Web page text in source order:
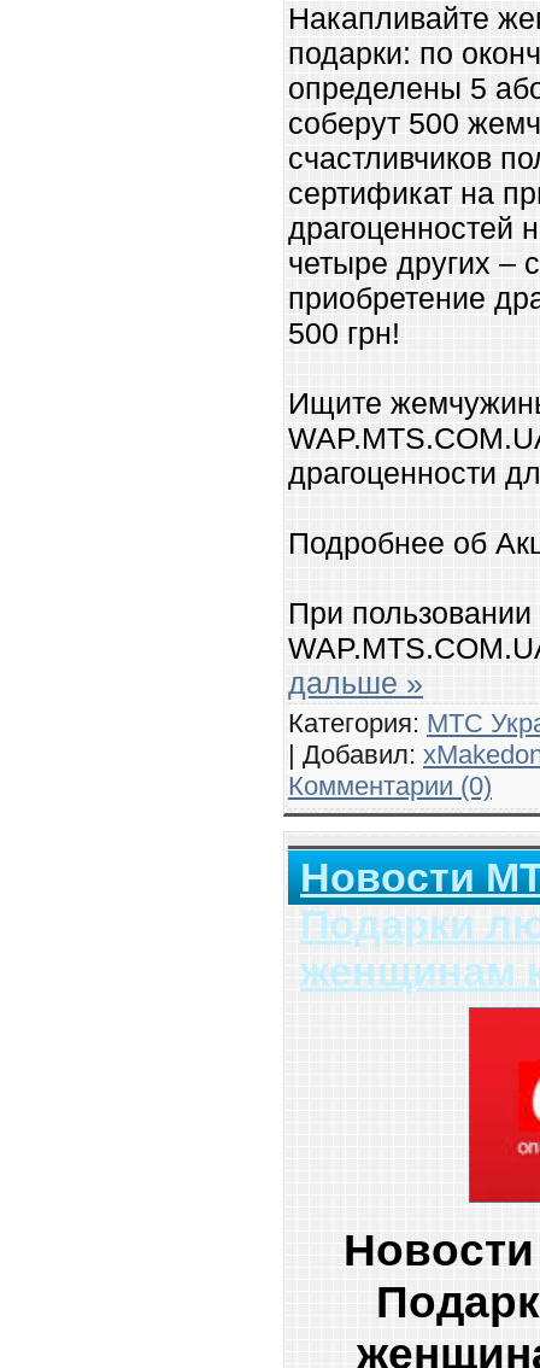
Накапливайте
подарки: по
определены 5
соберут 500
счастливчиков
сертификат на
драгоценностей
четыре других –
приобретение
500 грн!
Ищите
драгоценности
Подробнее об
При
дальше »
Категория: МТС
| Добавил:
Комментарии (0)
Новости
Подарки
женщинам